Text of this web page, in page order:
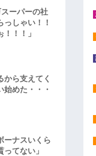
ーパーの社
っしゃい！！
！！」
から支えてく
始めた・・・
ーナスいくら
てない」